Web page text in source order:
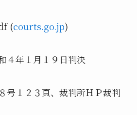
(courts.go.jp)
４年１月１９日判決
号１２３頁、裁判所ＨＰ裁判